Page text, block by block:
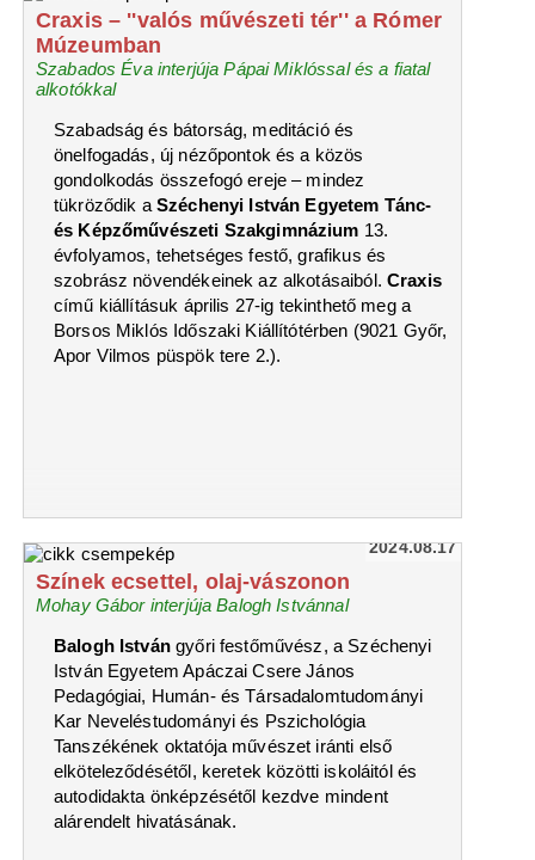
Craxis – ''valós művészeti tér'' a Rómer
Múzeumban
Szabados Éva interjúja Pápai Miklóssal és a fiatal
alkotókkal
Szabadság és bátorság, meditáció és
önelfogadás, új nézőpontok és a közös
gondolkodás összefogó ereje – mindez
tükröződik a Széchenyi István Egyetem Tánc-
és Képzőművészeti Szakgimnázium 13.
évfolyamos, tehetséges festő, grafikus és
szobrász növendékeinek az alkotásaiból. Craxis
című kiállításuk április 27-ig tekinthető meg a
Borsos Miklós Időszaki Kiállítótérben (9021 Győr,
Apor Vilmos püspök tere 2.).
2024.08.17
Színek ecsettel, olaj-vászonon
Mohay Gábor interjúja Balogh Istvánnal
Balogh Istvángyőri festőművész, a Széchenyi
István Egyetem Apáczai Csere János
Pedagógiai, Humán- és Társadalomtudományi
Kar Neveléstudományi és Pszichológia
Tanszékének oktatója művészet iránti első
elköteleződésétől, keretek közötti iskoláitól és
autodidakta önképzésétől kezdve mindent
alárendelt hivatásának.